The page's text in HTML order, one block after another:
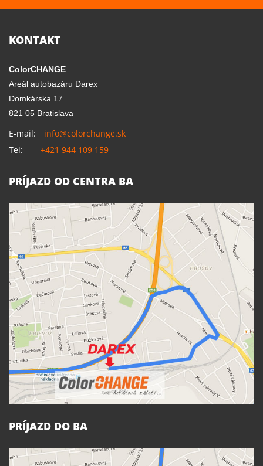
KONTAKT
ColorCHANGE
Areál autobazáru Darex
Domkárska 17
821 05 Bratislava
E-mail:
info@colorchange.sk
Tel:
+421 944 109 159
PRÍJAZD OD CENTRA BA
PRÍJAZD DO BA